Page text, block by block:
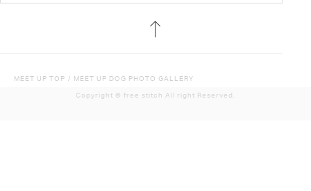
MEET UP TOP / MEET UP DOG PHOTO GALLERY
Copyright ©︎ free stitch All right Reserved.